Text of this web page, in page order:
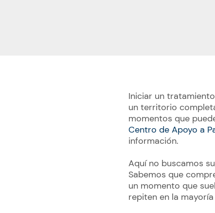
Iniciar un
un territorio
momentos que
Centro de Apoyo a
información.
Aquí no buscamos
Sabemos que
un momento que
repiten en la